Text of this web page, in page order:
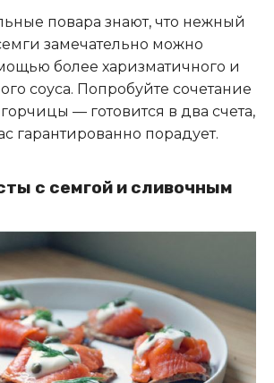
повара знают, что нежный
замечательно можно
более харизматичного и
соуса. Попробуйте сочетание
— готовится в два счета,
гарантированно порадует.
с семгой и сливочным